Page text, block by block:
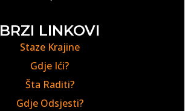
BRZI LINKOVI
Staze Krajine
Gdje Ići?
Šta Raditi?
Gdje Odsjesti?